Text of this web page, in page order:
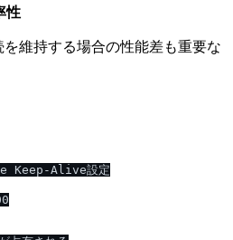
性
維持する場合の性能差も重要な
Keep-Alive設定